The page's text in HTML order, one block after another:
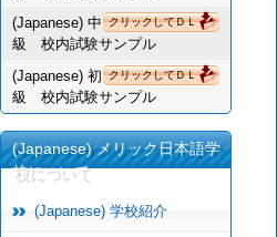
クリックしてＤＬ
(Japanese) 中
級 校内試験サンプル
クリックしてＤＬ
(Japanese) 初
級 校内試験サンプル
(Japanese) メリック日本語学
校について
(Japanese) 学校紹介